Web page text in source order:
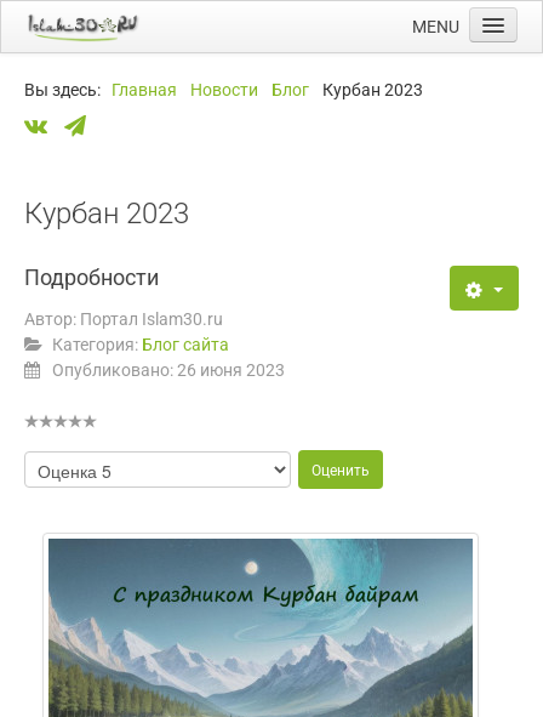
MENU
Новости
Намазы
Календарь
Вы здесь: Главная Новости Блог Курбан 2023
Курбан 2023
Подробности
Автор: Портал Islam30.ru
Категория: Блог сайта
Опубликовано: 26 июня 2023